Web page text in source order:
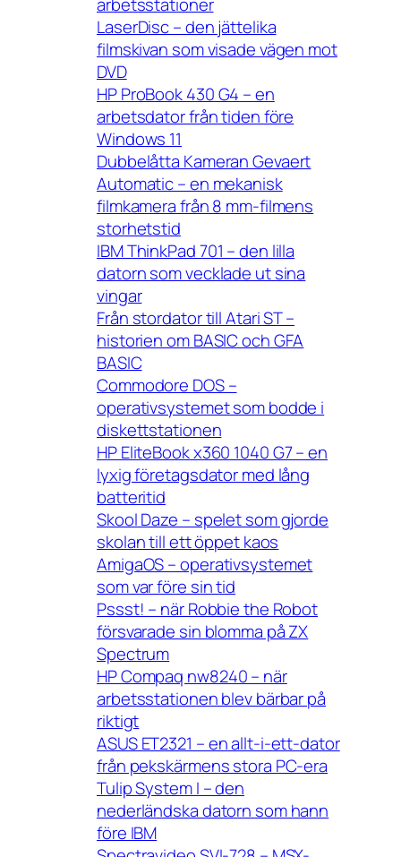
LaserDisc – den jättelika
filmskivan som visade vägen mot
DVD
HP ProBook 430 G4 – en
arbetsdator från tiden före
Windows 11
Dubbelåtta Kameran Gevaert
Automatic – en mekanisk
filmkamera från 8 mm-filmens
storhetstid
IBM ThinkPad 701 – den lilla
datorn som vecklade ut sina
vingar
Från stordator till Atari ST –
historien om BASIC och GFA
BASIC
Commodore DOS –
operativsystemet som bodde i
diskettstationen
HP EliteBook x360 1040 G7 – en
lyxig företagsdator med lång
batteritid
Skool Daze – spelet som gjorde
skolan till ett öppet kaos
AmigaOS – operativsystemet
som var före sin tid
Pssst! – när Robbie the Robot
försvarade sin blomma på ZX
Spectrum
HP Compaq nw8240 – när
arbetsstationen blev bärbar på
riktigt
ASUS ET2321 – en allt-i-ett-dator
från pekskärmens stora PC-era
Tulip System I – den
nederländska datorn som hann
före IBM